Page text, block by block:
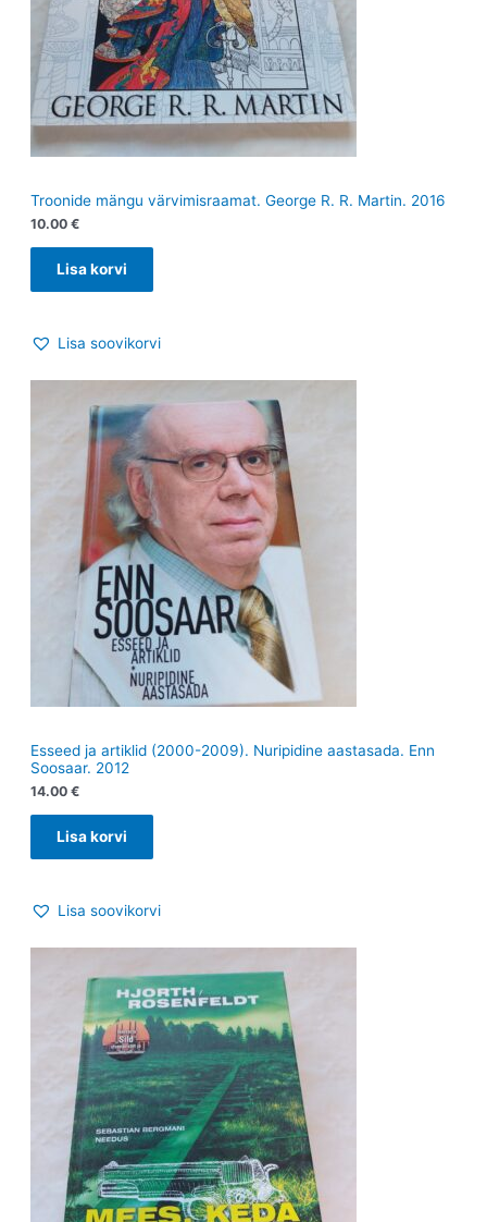
Troonide mängu värvimisraamat. George R. R. Martin. 2016
10.00 €
Lisa korvi
Lisa soovikorvi
Esseed ja artiklid (2000-2009). Nuripidine aastasada. Enn
Soosaar. 2012
14.00 €
Lisa korvi
Lisa soovikorvi